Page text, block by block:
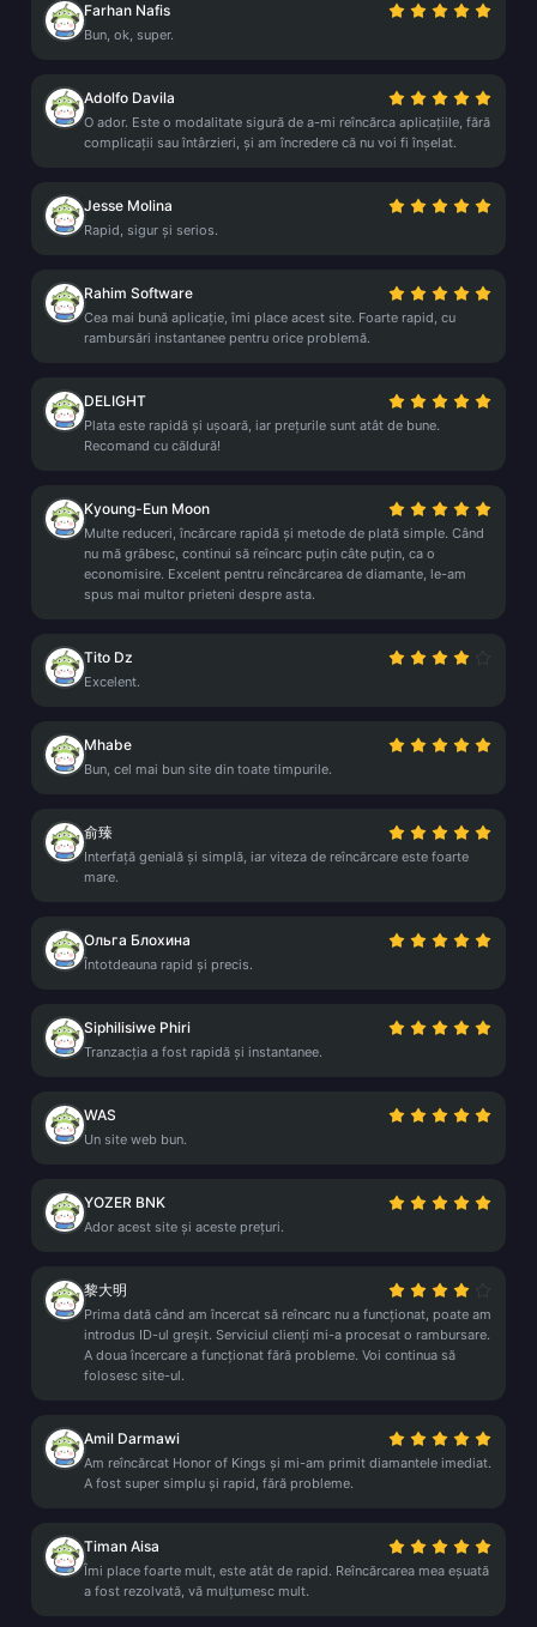
Farhan Nafis
Bun, ok, super.
Adolfo Davila
O ador. Este o modalitate sigură de a-mi reîncărca aplicațiile, fără
complicații sau întârzieri, și am încredere că nu voi fi înșelat.
Jesse Molina
Rapid, sigur și serios.
Rahim Software
Cea mai bună aplicație, îmi place acest site. Foarte rapid, cu
rambursări instantanee pentru orice problemă.
DELIGHT
Plata este rapidă și ușoară, iar prețurile sunt atât de bune.
Recomand cu căldură!
Kyoung-Eun Moon
Multe reduceri, încărcare rapidă și metode de plată simple. Când
nu mă grăbesc, continui să reîncarc puțin câte puțin, ca o
economisire. Excelent pentru reîncărcarea de diamante, le-am
spus mai multor prieteni despre asta.
Tito Dz
Excelent.
Mhabe
Bun, cel mai bun site din toate timpurile.
俞臻
Interfață genială și simplă, iar viteza de reîncărcare este foarte
mare.
Ольга Блохина
Întotdeauna rapid și precis.
Siphilisiwe Phiri
Tranzacția a fost rapidă și instantanee.
WAS
Un site web bun.
YOZER BNK
Ador acest site și aceste prețuri.
黎大明
Prima dată când am încercat să reîncarc nu a funcționat, poate am
introdus ID-ul greșit. Serviciul clienți mi-a procesat o rambursare.
A doua încercare a funcționat fără probleme. Voi continua să
folosesc site-ul.
Amil Darmawi
Am reîncărcat Honor of Kings și mi-am primit diamantele imediat.
A fost super simplu și rapid, fără probleme.
Timan Aisa
Îmi place foarte mult, este atât de rapid. Reîncărcarea mea eșuată
a fost rezolvată, vă mulțumesc mult.